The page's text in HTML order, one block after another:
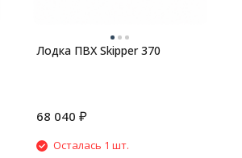
Лодка ПВХ Skipper 370
68 040 ₽
Осталась 1 шт.